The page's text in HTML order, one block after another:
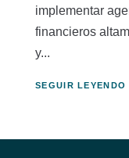
implementar
financieros
y...
SEGUIR LEYENDO